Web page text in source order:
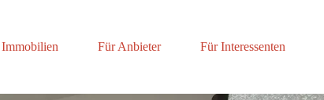
Immobilien Für Anbieter Für Interessenten